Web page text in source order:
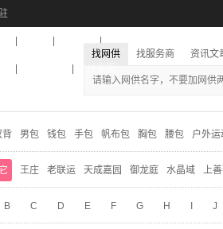
找网供 找服务商 资讯文
背 男包 钱包 手包 帆布包 胸包 腰包 户外运
王庄 老联运 天成嘉园 御龙庭 水晶域 上
B C D E F G H J